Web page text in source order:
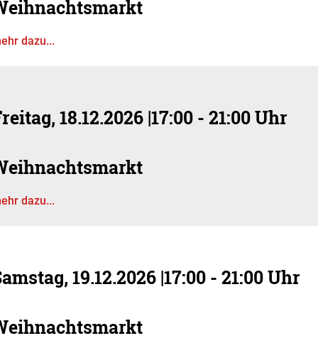
dazu...
18.12.2026 |17:00 - 21:00 Uhr
dazu...
19.12.2026 |17:00 - 21:00 Uhr